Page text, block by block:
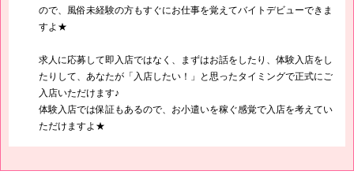
ので、風俗未経験の方もすぐにお仕事を覚えてバイトデビューできま
すよ★
求人に応募して即入店ではなく、まずはお話をしたり、体験入店をし
たりして、あなたが「入店したい！」と思ったタイミングで正式にご
入店いただけます♪
体験入店では保証もあるので、お小遣いを稼ぐ感覚で入店を考えてい
ただけますよ★